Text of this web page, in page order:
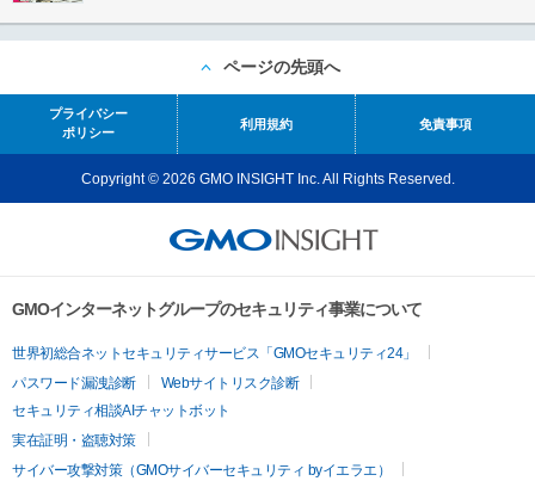
ページの先頭へ
プライバシー
ポリシー
利用規約 免責事項
Copyright © 2026 GMO INSIGHT Inc. All Rights Reserved.
GMOインターネットグループのセキュリティ事業について
世界初総合ネットセキュリティサービス「GMOセキュリティ24」
パスワード漏洩診断
Webサイトリスク診断
セキュリティ相談AIチャットボット
実在証明・盗聴対策
サイバー攻撃対策（GMOサイバーセキュリティ byイエラエ）